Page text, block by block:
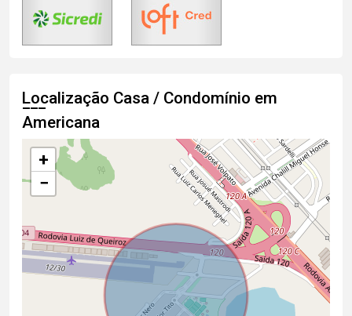
Localização Casa / Condomínio em
Americana
+
−